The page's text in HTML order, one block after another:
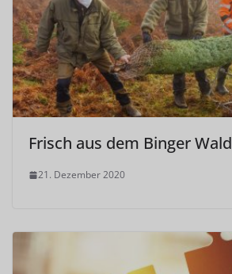
Frisch aus dem Binger Wald
21. Dezember 2020